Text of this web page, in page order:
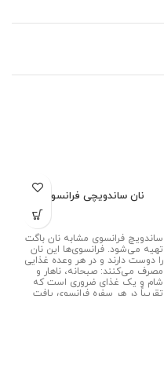
نان ساندویچی فرانسوی
ساندویچ فرانسوی مشابه نان باگت
تهیه می‌شود. فرانسوی‌ها این نان
را دوست دارند و در هر وعده غذایی
مصرف می‌کنند: صبحانه، ناهار و
شام و یک غذای ضروری است که
تقریباً در هر سفره فرانسوی یافت